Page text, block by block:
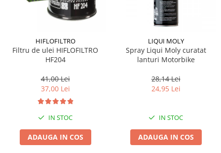
HIFLOFILTRO
Filtru de ulei HIFLOFILTRO
HF204
41,00 Lei
37,00 Lei
IN STOC
ADAUGA IN COS
LIQUI MOLY
Spray Liqui Moly curatat
lanturi Motorbike
28,14 Lei
24,95 Lei
IN STOC
ADAUGA IN COS